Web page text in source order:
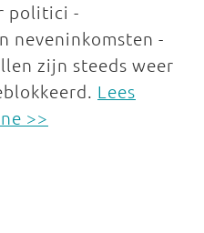
politici -
neveninkomsten -
zijn steeds weer
Lees
>>